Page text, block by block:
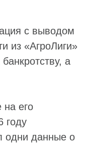
с выводом
из «АгроЛиги»
а
на его
году
одни данные о